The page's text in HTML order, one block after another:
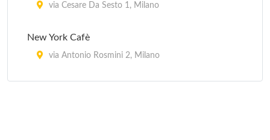
via Cesare Da Sesto 1, Milano
New York Cafè
via Antonio Rosmini 2, Milano